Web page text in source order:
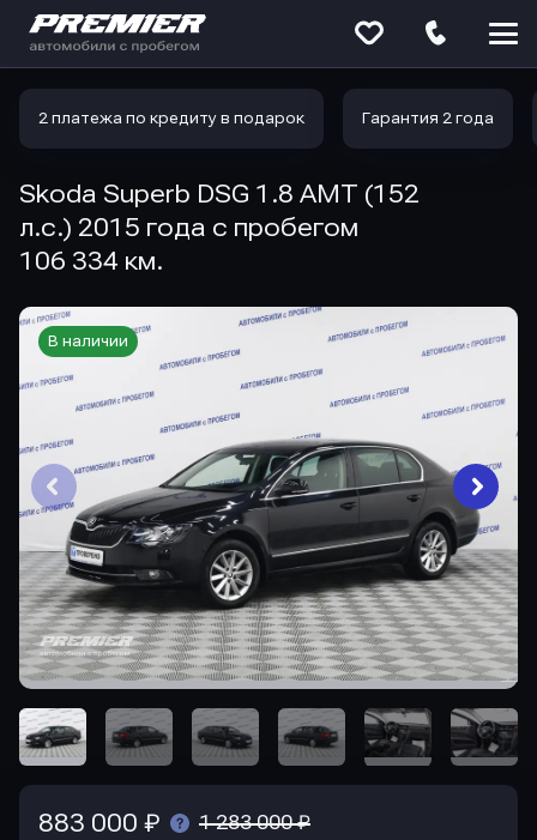
2 платежа по кредиту в подарок Гарантия 2 года
Skoda Superb DSG 1.8 AMT (152
л.с.) 2015 года с пробегом
106 334 км.
В наличии
883 000 ₽ 1 283 000 ₽